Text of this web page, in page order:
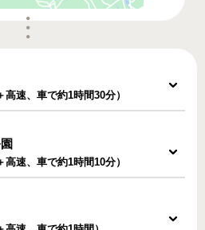
高速、車で約1時間30分）
高速、車で約1時間10分）